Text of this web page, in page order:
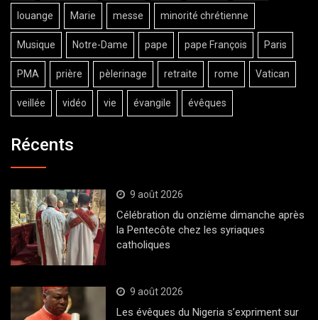
louange Marie messe minorité chrétienne
Musique Notre-Dame pape pape François Paris
PMA prière pèlerinage retraite rome Vatican
veillée vidéo vie évangile évêques
Récents
9 août 2026
Célébration du onzième dimanche après
la Pentecôte chez les syriaques
catholiques
9 août 2026
Les évêques du Nigeria s’expriment sur